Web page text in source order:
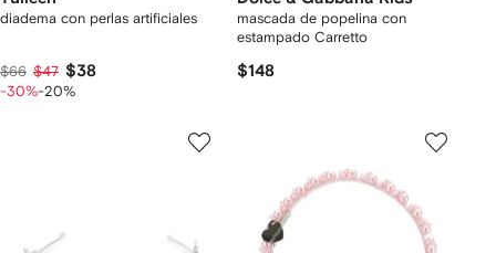
diadema con perlas artificiales
$66 $47 $38
-30%-20%
mascada de popelina con
estampado Carretto
$148